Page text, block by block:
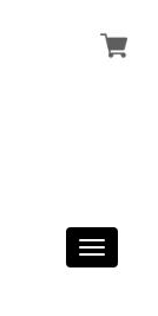
Toggle